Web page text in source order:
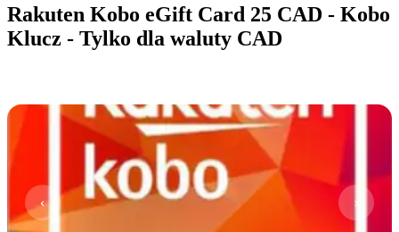
Rakuten Kobo eGift Card 25 CAD - Kobo
Klucz - Tylko dla waluty CAD